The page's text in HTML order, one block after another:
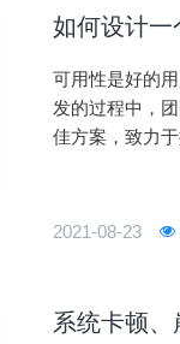
如何设计
可用性是好的
发的过程中，
佳方案，致力
2021-08-23
系统卡顿